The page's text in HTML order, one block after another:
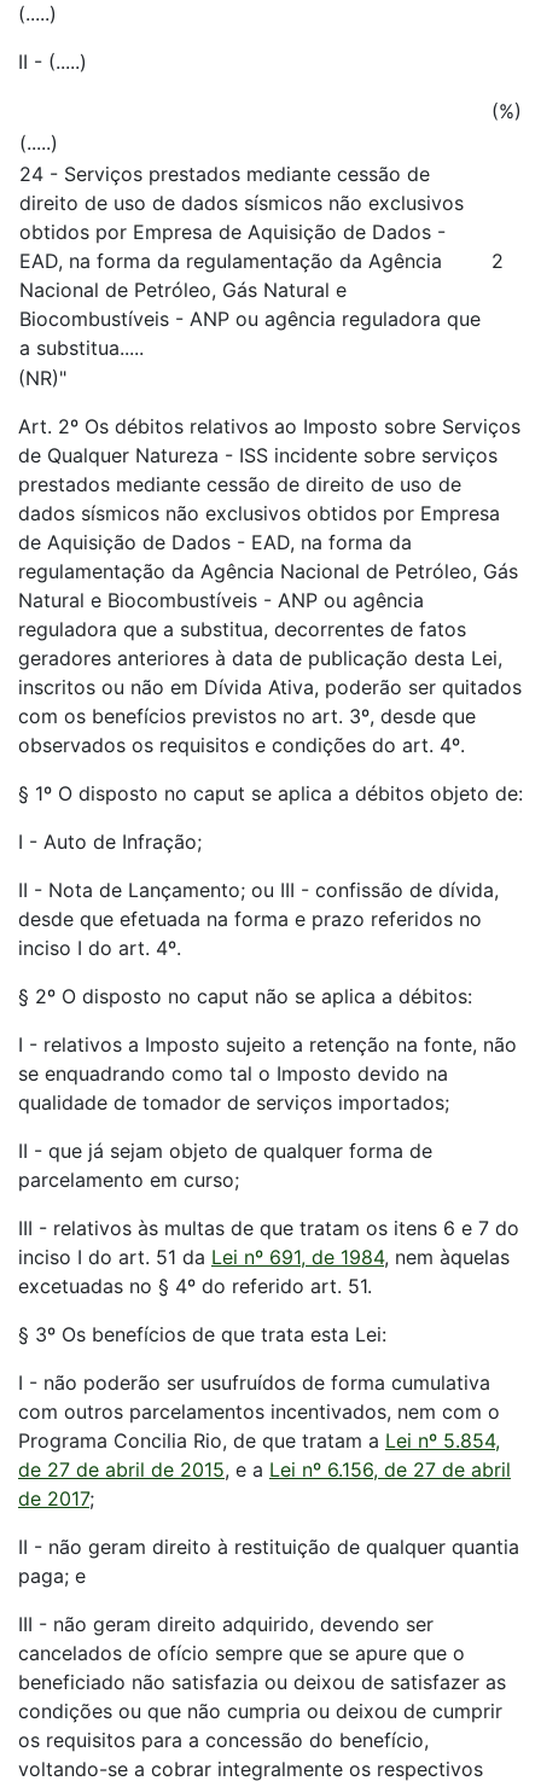
(.....)
II - (.....)
(%)
(.....)
24 - Serviços prestados mediante cessão de
direito de uso de dados sísmicos não exclusivos
obtidos por Empresa de Aquisição de Dados -
EAD, na forma da regulamentação da Agência
Nacional de Petróleo, Gás Natural e
Biocombustíveis - ANP ou agência reguladora que
a substitua.....
2
(NR)"
Art. 2º Os débitos relativos ao Imposto sobre Serviços
de Qualquer Natureza - ISS incidente sobre serviços
prestados mediante cessão de direito de uso de
dados sísmicos não exclusivos obtidos por Empresa
de Aquisição de Dados - EAD, na forma da
regulamentação da Agência Nacional de Petróleo, Gás
Natural e Biocombustíveis - ANP ou agência
reguladora que a substitua, decorrentes de fatos
geradores anteriores à data de publicação desta Lei,
inscritos ou não em Dívida Ativa, poderão ser quitados
com os benefícios previstos no art. 3º, desde que
observados os requisitos e condições do art. 4º.
§ 1º O disposto no caput se aplica a débitos objeto de:
I - Auto de Infração;
II - Nota de Lançamento; ou III - confissão de dívida,
desde que efetuada na forma e prazo referidos no
inciso I do art. 4º.
§ 2º O disposto no caput não se aplica a débitos:
I - relativos a Imposto sujeito a retenção na fonte, não
se enquadrando como tal o Imposto devido na
qualidade de tomador de serviços importados;
II - que já sejam objeto de qualquer forma de
parcelamento em curso;
III - relativos às multas de que tratam os itens 6 e 7 do
inciso I do art. 51 da Lei nº 691, de 1984, nem àquelas
excetuadas no § 4º do referido art. 51.
§ 3º Os benefícios de que trata esta Lei:
I - não poderão ser usufruídos de forma cumulativa
com outros parcelamentos incentivados, nem com o
Programa Concilia Rio, de que tratam a Lei nº 5.854,
de 27 de abril de 2015, e a Lei nº 6.156, de 27 de abril
de 2017;
II - não geram direito à restituição de qualquer quantia
paga; e
III - não geram direito adquirido, devendo ser
cancelados de ofício sempre que se apure que o
beneficiado não satisfazia ou deixou de satisfazer as
condições ou que não cumpria ou deixou de cumprir
os requisitos para a concessão do benefício,
voltando-se a cobrar integralmente os respectivos